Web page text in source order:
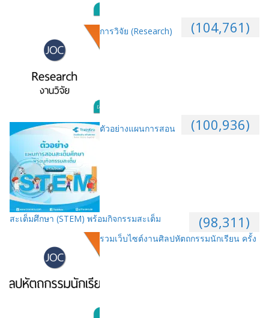
(104,761)
การวิจัย (Research)
(100,936)
ตัวอย่างแผนการสอน
สะเต็มศึกษา (STEM) พร้อมกิจกรรมสะเต็ม (98,311)
รวมเว็บไซต์งานศิลปหัตถกรรมนักเรียน ครั้ง